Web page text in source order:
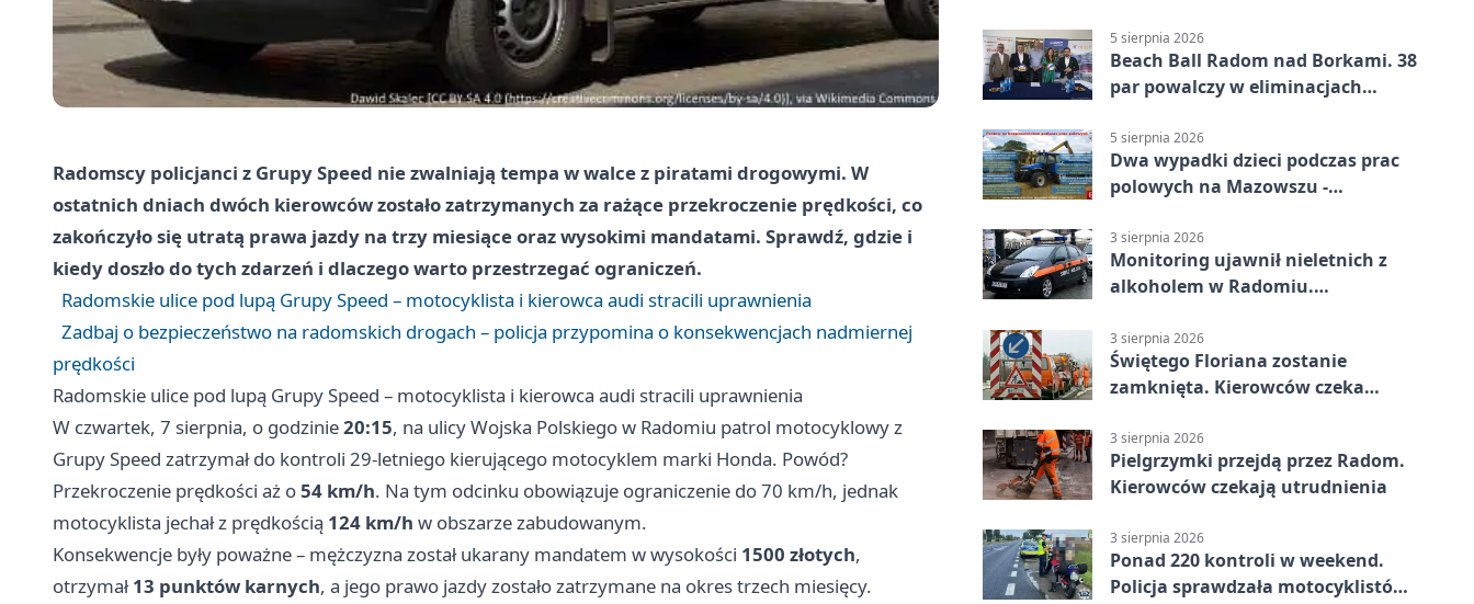
Radomscy policjanci z Grupy Speed nie zwalniają tempa w walce z piratami drogowymi. W
ostatnich dniach dwóch kierowców zostało zatrzymanych za rażące przekroczenie prędkości, co
zakończyło się utratą prawa jazdy na trzy miesiące oraz wysokimi mandatami. Sprawdź, gdzie i
kiedy doszło do tych zdarzeń i dlaczego warto przestrzegać ograniczeń.
Radomskie ulice pod lupą Grupy Speed – motocyklista i kierowca audi stracili uprawnienia
Zadbaj o bezpieczeństwo na radomskich drogach – policja przypomina o konsekwencjach nadmiernej
prędkości
Radomskie ulice pod lupą Grupy Speed – motocyklista i kierowca audi stracili uprawnienia
W czwartek, 7 sierpnia, o godzinie20:15, na ulicy Wojska Polskiego w Radomiu patrol motocyklowy z
Grupy Speed zatrzymał do kontroli 29-letniego kierującego motocyklem marki Honda. Powód?
Przekroczenie prędkości aż o54 km/h. Na tym odcinku obowiązuje ograniczenie do 70 km/h, jednak
motocyklista jechał z prędkością 124 km/h w obszarze zabudowanym.
Konsekwencje były poważne – mężczyzna został ukarany mandatem w wysokości 1500 złotych,
otrzymał13 punktów karnych, a jego prawo jazdy zostało zatrzymane na okres trzech miesięcy.
5 sierpnia 2026
Beach Ball Radom nad Borkami. 38
par powalczy w eliminacjach
5 sierpnia 2026
Dwa wypadki dzieci podczas prac
polowych na Mazowszu -
3 sierpnia 2026
Monitoring ujawnił nieletnich z
alkoholem w Radomiu.
3 sierpnia 2026
Świętego Floriana zostanie
zamknięta. Kierowców czeka
3 sierpnia 2026
Pielgrzymki przejdą przez Radom.
Kierowców czekają utrudnienia
3 sierpnia 2026
Ponad 220 kontroli w weekend.
Policja sprawdzała motocyklistów